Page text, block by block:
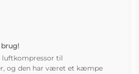
luftkompressor til
og den har været et kæmpe